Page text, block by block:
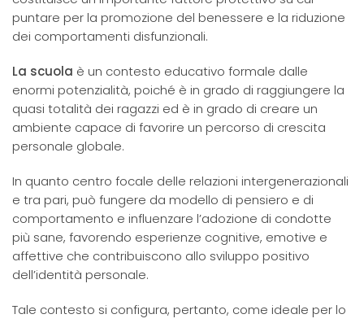
puntare per la promozione del benessere e la riduzione
dei comportamenti disfunzionali.
La scuola è un contesto educativo formale dalle
enormi potenzialità, poiché è in grado di raggiungere la
quasi totalità dei ragazzi ed è in grado di creare un
ambiente capace di favorire un percorso di crescita
personale globale.
In quanto centro focale delle relazioni intergenerazionali
e tra pari, può fungere da modello di pensiero e di
comportamento e influenzare l’adozione di condotte
più sane, favorendo esperienze cognitive, emotive e
affettive che contribuiscono allo sviluppo positivo
dell’identità personale.
Tale contesto si configura, pertanto, come ideale per lo